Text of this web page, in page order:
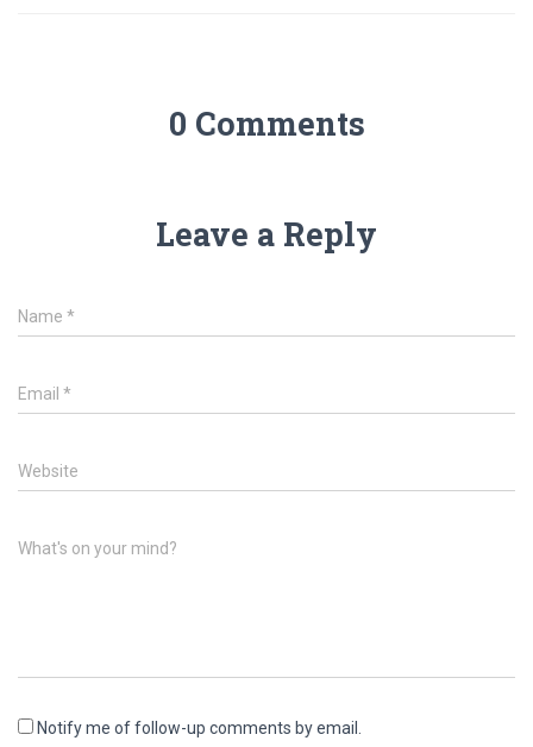
0 Comments
Leave a Reply
Name *
Email *
Website
What's on your mind?
Notify me of follow-up comments by email.